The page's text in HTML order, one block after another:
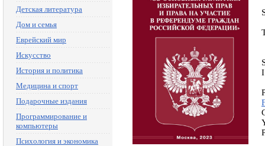
Детская литература
Дом и семья
Еврейский мир
Искусство
История и политика
Медицина и спорт
Подарочные издания
Программирование и
компьютеры
Психология и экономика